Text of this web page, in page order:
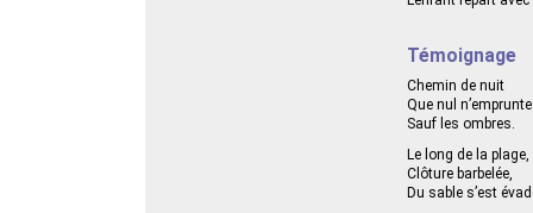
Témoignage
Chemin de nuit
Que nul n’emprunte
Sauf les ombres.
Le long de la plage,
Clôture barbelée,
Du sable s’est